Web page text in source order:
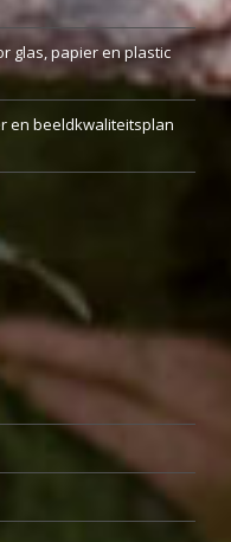
glas, papier en plastic
en beeldkwaliteitsplan